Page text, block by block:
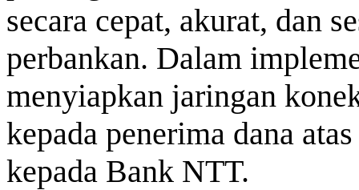
secara cepat, akurat, dan
perbankan. Dalam
menyiapkan jaringan
kepada penerima dana
kepada Bank NTT.